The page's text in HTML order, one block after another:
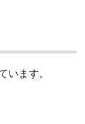
ます。